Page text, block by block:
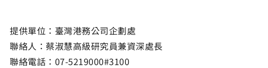
提供單位：臺灣港務公司企劃處
聯絡人：蔡淑慧高級研究員兼資深處長
聯絡電話：07-5219000#3100